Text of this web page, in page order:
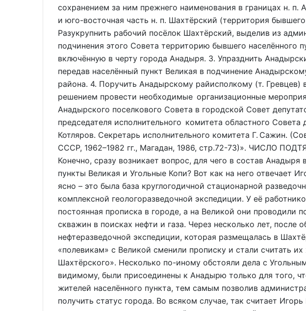
сохранением за ним прежнего наименования в границах н. п.
и юго-восточная часть н. п. Шахтёрский (территория
Разукрупнить рабочий посёлок Шахтёрский, выделив из
подчинения этого Совета территорию бывшего населённого
включённую в черту города Анадыря. 3. Упразднить
передав населённый пункт Великая в подчинение
района. 4. Поручить Анадырскому райисполкому (т. Гревцев)
решением провести необходимые организационные
Анадырского поселкового Совета в городской Совет
председателя исполнительного комитета областного Совета
Котляров. Секретарь исполнительного комитета Г. Сажин.
СССР, 1962–1982 гг., Магадан, 1986, стр.72-73)». ЧИСЛО
Конечно, сразу возникает вопрос, для чего в состав Анадыря
пункты Великая и Угольные Копи? Вот как на него отвечает
ясно – это была база круглогодичной стационарной
комплексной геологоразведочной экспедиции. У её
постоянная прописка в городе, а на Великой они проводили
скважин в поисках нефти и газа. Через несколько лет, после
нефтеразведочной экспедиции, которая размещалась в
«полевикам» с Великой сменили прописку и стали считать
Шахтёрского». Несколько по-иному обстояли дела с
видимому, были присоединены к Анадырю только для того,
жителей населённого пункта, тем самым позволив
получить статус города. Во всяком случае, так считает